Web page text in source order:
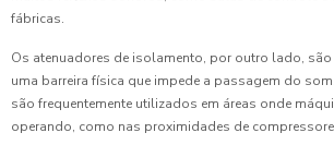
fábricas.
Os atenuadores de isolamento, por outro lado,
uma barreira física que impede a passagem do
são frequentemente utilizados em áreas onde
operando, como nas proximidades de